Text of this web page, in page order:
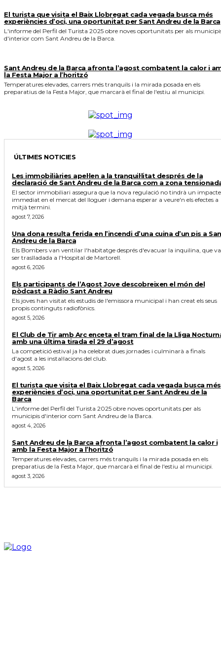
El turista que visita el Baix Llobregat cada vegada busca més
experiències d’oci, una oportunitat per Sant Andreu de la Barca
L'informe del Perfil del Turista 2025 obre noves oportunitats per als
d'interior com Sant Andreu de la Barca.
Sant Andreu de la Barca afronta l’agost combatent la calor i
la Festa Major a l’horitzó
Temperatures elevades, carrers més tranquils i la mirada posada en els
preparatius de la Festa Major, que marcarà el final de l'estiu al municipi.
ÚLTIMES NOTICIES
Les immobiliàries apel·len a la tranquil·litat després de la
declaració de Sant Andreu de la Barca com a zona
El sector immobiliari assegura que la nova regulació no tindrà un impacte
immediat en el mercat del lloguer i demana esperar a veure'n els efectes a
mitjà termini.
agost 7, 2026
Una dona resulta ferida en l’incendi d’una cuina d’un pis a
Andreu de la Barca
Els Bombers van ventilar l'habitatge després d'evacuar la inquilina, que va
ser traslladada a l'Hospital de Martorell.
agost 6, 2026
Els participants de l’Agost Jove descobreixen el món del
pòdcast a Ràdio Sant Andreu
Els joves han visitat els estudis de l'emissora municipal i han creat els seus
propis continguts radiofònics.
agost 5, 2026
El Club de Tir amb Arc enceta el tram final de la Lliga
amb una última tirada el 29 d’agost
La competició estival ja ha celebrat dues jornades i culminarà a finals
d'agost a les instal·lacions del club.
agost 5, 2026
El turista que visita el Baix Llobregat cada vegada busca més
experiències d’oci, una oportunitat per Sant Andreu de la
Barca
L'informe del Perfil del Turista 2025 obre noves oportunitats per als
municipis d'interior com Sant Andreu de la Barca.
agost 4, 2026
Sant Andreu de la Barca afronta l’agost combatent la calor i
amb la Festa Major a l’horitzó
Temperatures elevades, carrers més tranquils i la mirada posada en els
preparatius de la Festa Major, que marcarà el final de l'estiu al municipi.
agost 3, 2026